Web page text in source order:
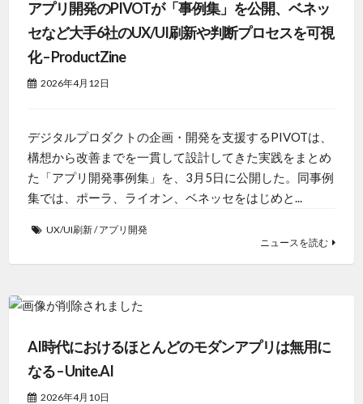
アプリ開発のPIVOTが「事例集」を公開、ベネッ
セなど大手6社のUX/UI刷新や判断プロセスを可視
化 – ProductZine
2026年4月12日
デジタルプロダクトの企画・開発を支援するPIVOTは、
構想から改善までを一貫して設計してきた実践をまとめ
た「アプリ開発事例集」を、3月5日に公開した。同事例
集では、ポーラ、ライオン、ベネッセをはじめと...
UX/UI刷新/アプリ開発
ニュースを読む
AI時代におけるほとんどのモダンアプリは無用に
なる – Unite.AI
2026年4月10日